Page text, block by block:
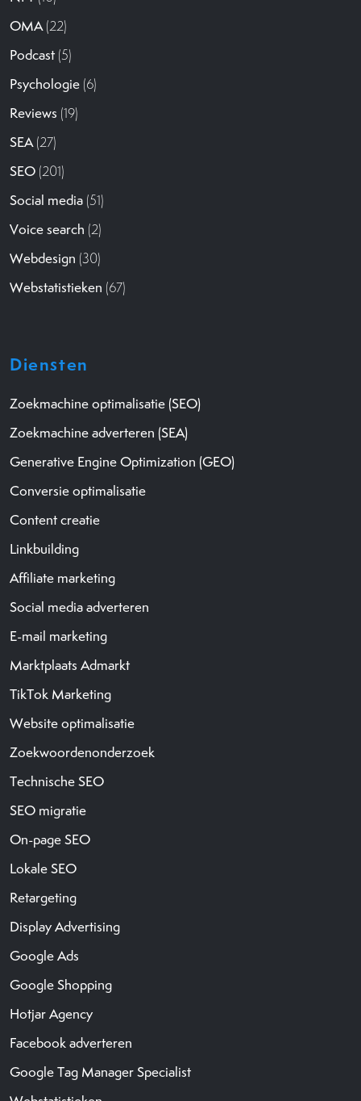
OMA(22)
Podcast (5)
Psychologie (6)
Reviews (19)
SEA(27)
SEO (201)
Social media (51)
Voice search (2)
Webdesign (30)
Webstatistieken (67)
Diensten
Zoekmachine optimalisatie (SEO)
Zoekmachine adverteren (SEA)
Generative Engine Optimization (GEO)
Conversie optimalisatie
Content creatie
Linkbuilding
Affiliate marketing
Social media adverteren
E-mail marketing
Marktplaats Admarkt
TikTok Marketing
Website optimalisatie
Zoekwoordenonderzoek
Technische SEO
SEO migratie
On-page SEO
Lokale SEO
Retargeting
Display Advertising
Google Ads
Google Shopping
Hotjar Agency
Facebook adverteren
Google Tag Manager Specialist